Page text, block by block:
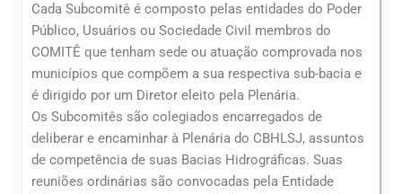
Cada Subcomitê é composto pelas entidades do Poder
Público, Usuários ou Sociedade Civil membros do
COMITÊ que tenham sede ou atuação comprovada nos
municípios que compõem a sua respectiva sub-bacia e
é dirigido por um Diretor eleito pela Plenária.
Os Subcomitês são colegiados encarregados de
deliberar e encaminhar à Plenária do CBHLSJ, assuntos
de competência de suas Bacias Hidrográficas. Suas
reuniões ordinárias são convocadas pela Entidade